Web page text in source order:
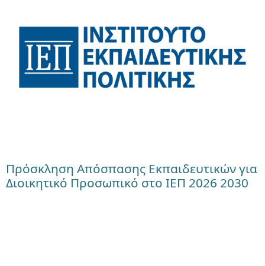
Πρόσκληση Απόσπασης Εκπαιδευτικών για
Διοικητικό Προσωπικό στο ΙΕΠ 2026 2030